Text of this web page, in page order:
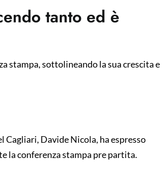
tanto ed è
stampa, sottolineando la sua crescita e
Cagliari, Davide Nicola, ha espresso
la conferenza stampa pre partita.